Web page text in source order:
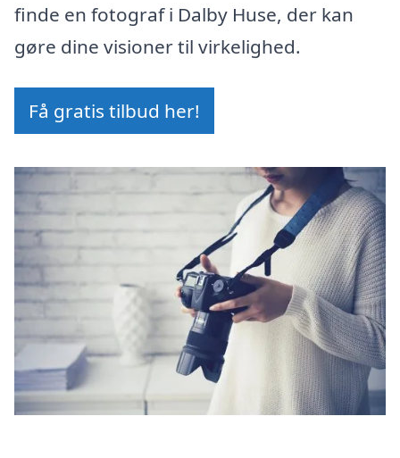
finde en fotograf i Dalby Huse, der kan
gøre dine visioner til virkelighed.
Få gratis tilbud her!